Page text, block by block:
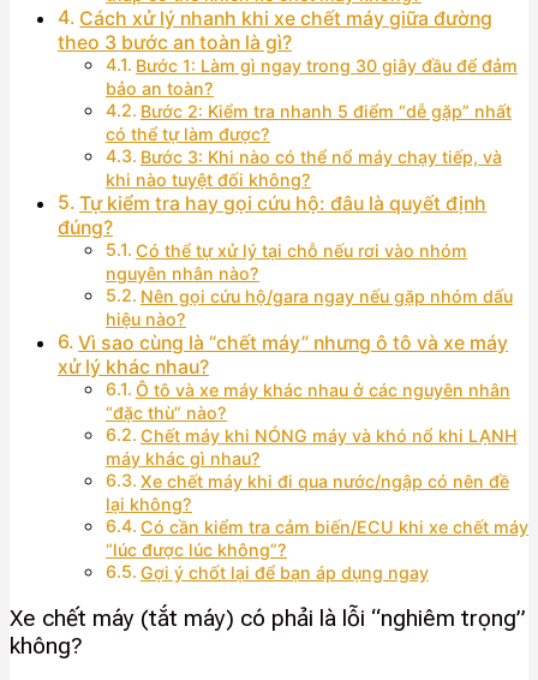
Cách xử lý nhanh khi xe chết máy giữa đường
theo 3 bước an toàn là gì?
Bước 1: Làm gì ngay trong 30 giây đầu để đảm
bảo an toàn?
Bước 2: Kiểm tra nhanh 5 điểm “dễ gặp” nhất
có thể tự làm được?
Bước 3: Khi nào có thể nổ máy chạy tiếp, và
khi nào tuyệt đối không?
Tự kiểm tra hay gọi cứu hộ: đâu là quyết định
đúng?
Có thể tự xử lý tại chỗ nếu rơi vào nhóm
nguyên nhân nào?
Nên gọi cứu hộ/gara ngay nếu gặp nhóm dấu
hiệu nào?
Vì sao cùng là “chết máy” nhưng ô tô và xe máy
xử lý khác nhau?
Ô tô và xe máy khác nhau ở các nguyên nhân
“đặc thù” nào?
Chết máy khi NÓNG máy và khó nổ khi LẠNH
máy khác gì nhau?
Xe chết máy khi đi qua nước/ngập có nên đề
lại không?
Có cần kiểm tra cảm biến/ECU khi xe chết máy
“lúc được lúc không”?
Gợi ý chốt lại để bạn áp dụng ngay
Xe chết máy (tắt máy) có phải là lỗi “nghiêm trọng”
không?